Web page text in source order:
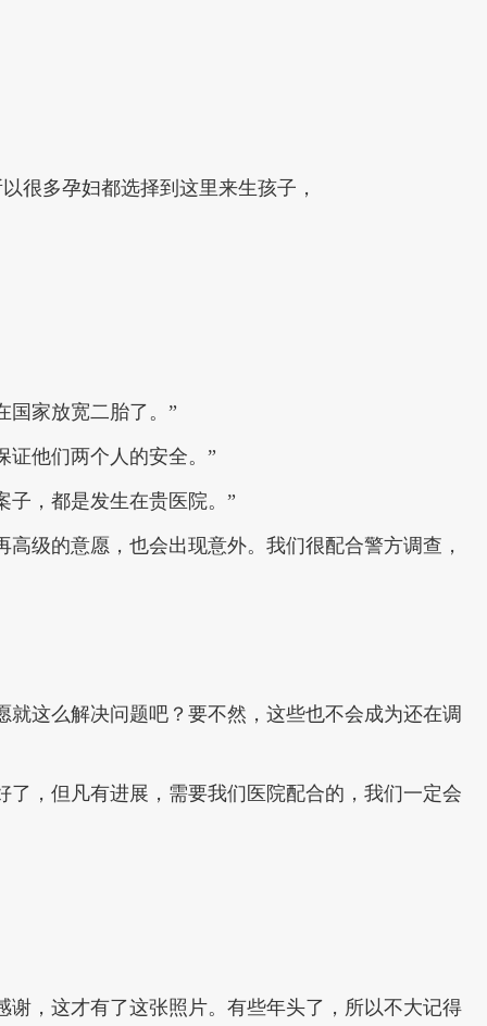
很多孕妇都选择到这里来生孩子，
国家放宽二胎了。”
证他们两个人的安全。”
子，都是发生在贵医院。”
级的意愿，也会出现意外。我们很配合警方调查，
这么解决问题吧？要不然，这些也不会成为还在调
，但凡有进展，需要我们医院配合的，我们一定会
，这才有了这张照片。有些年头了，所以不大记得